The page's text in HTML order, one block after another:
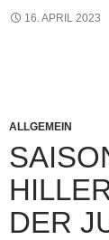
16. APRIL 2023
ALLGEMEIN
DER